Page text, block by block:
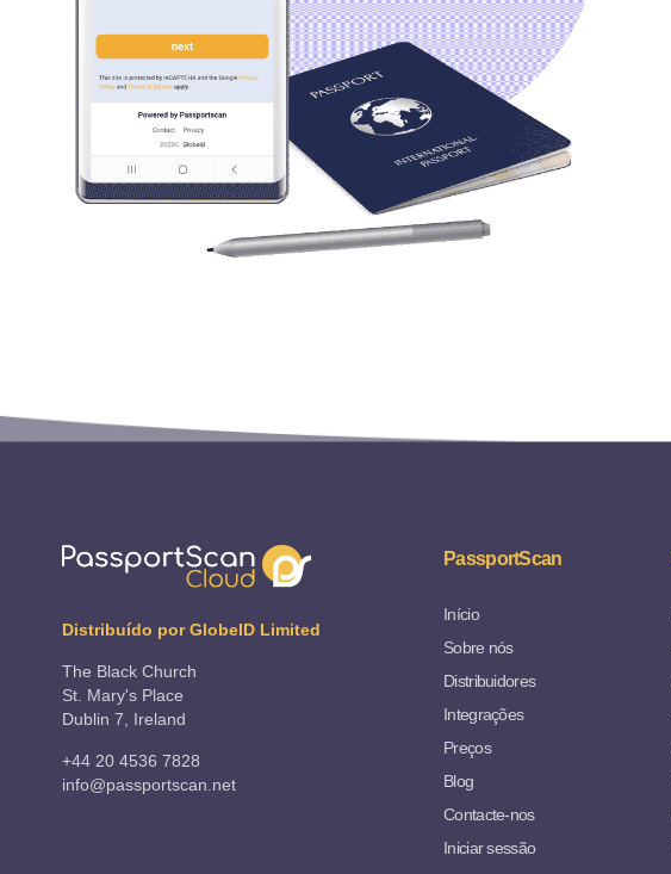
Distribuído por GlobeID Limited
The Black Church
St. Mary's Place
Dublin 7, Ireland
+44 20 4536 7828
info@passportscan.net
PassportScan
Início
Sobre nós
Distribuidores
Integrações
Preços
Blog
Contacte-nos
Iniciar sessão